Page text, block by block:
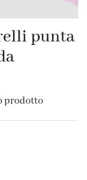
punta
prodotto